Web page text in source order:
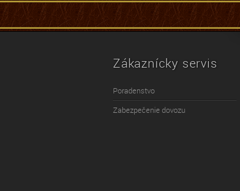
Zákaznícky servis
Poradenstvo
Zabezpečenie dovozu